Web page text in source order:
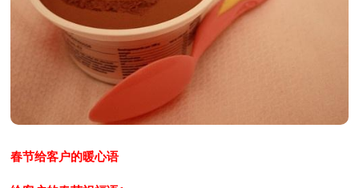
春节给客户的暖心语